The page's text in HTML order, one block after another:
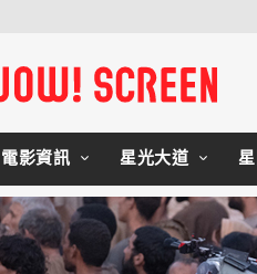
電影資訊 星光大道